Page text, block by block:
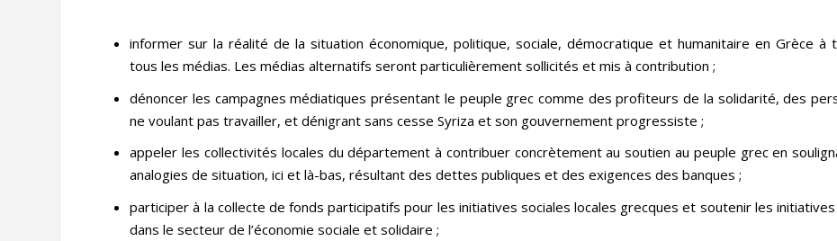
informer sur la réalité de la situation économique, politique, sociale, démocratique et humanitaire en Grèce à
tous les médias. Les médias alternatifs seront particulièrement sollicités et mis à contribution ;
dénoncer les campagnes médiatiques présentant le peuple grec comme des profiteurs de la solidarité, des
ne voulant pas travailler, et dénigrant sans cesse Syriza et son gouvernement progressiste ;
appeler les collectivités locales du département à contribuer concrètement au soutien au peuple grec en
analogies de situation, ici et là-bas, résultant des dettes publiques et des exigences des banques ;
participer à la collecte de fonds participatifs pour les initiatives sociales locales grecques et soutenir les
dans le secteur de l’économie sociale et solidaire ;